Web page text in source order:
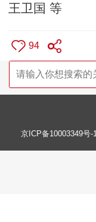
王卫国 等
94
京ICP备10003349号-1